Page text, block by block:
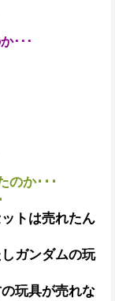
･･･
のか･･･
トは売れたん
ガンダムの玩
玩具が売れな